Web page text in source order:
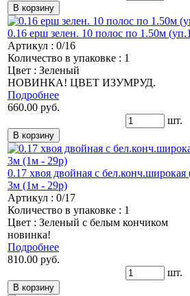
0.16 ерш зелен. 10 полос по 1.50м
Артикул : 0/16
Количество в упаковке : 1
Цвет : Зеленый
НОВИНКА! ЦВЕТ ИЗУМРУД.
Подробнее
660.00 руб.
шт.
0.17 хвоя двойная с
3м (1м - 29р)
Артикул : 0/17
Количество в упаковке : 1
Цвет : Зеленый с белым кончиком
новинка!
Подробнее
810.00 руб.
шт.